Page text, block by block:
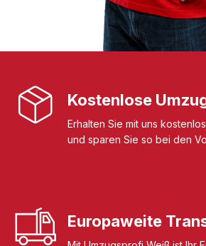
Kostenlose
Erhalten Sie mit uns
und sparen Sie so bei den
Europaweite